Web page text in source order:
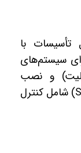
تأسیسات با
سیستم‌های
و نصب
سیستم هوشمند خانه (Smart Home) شامل کنترل